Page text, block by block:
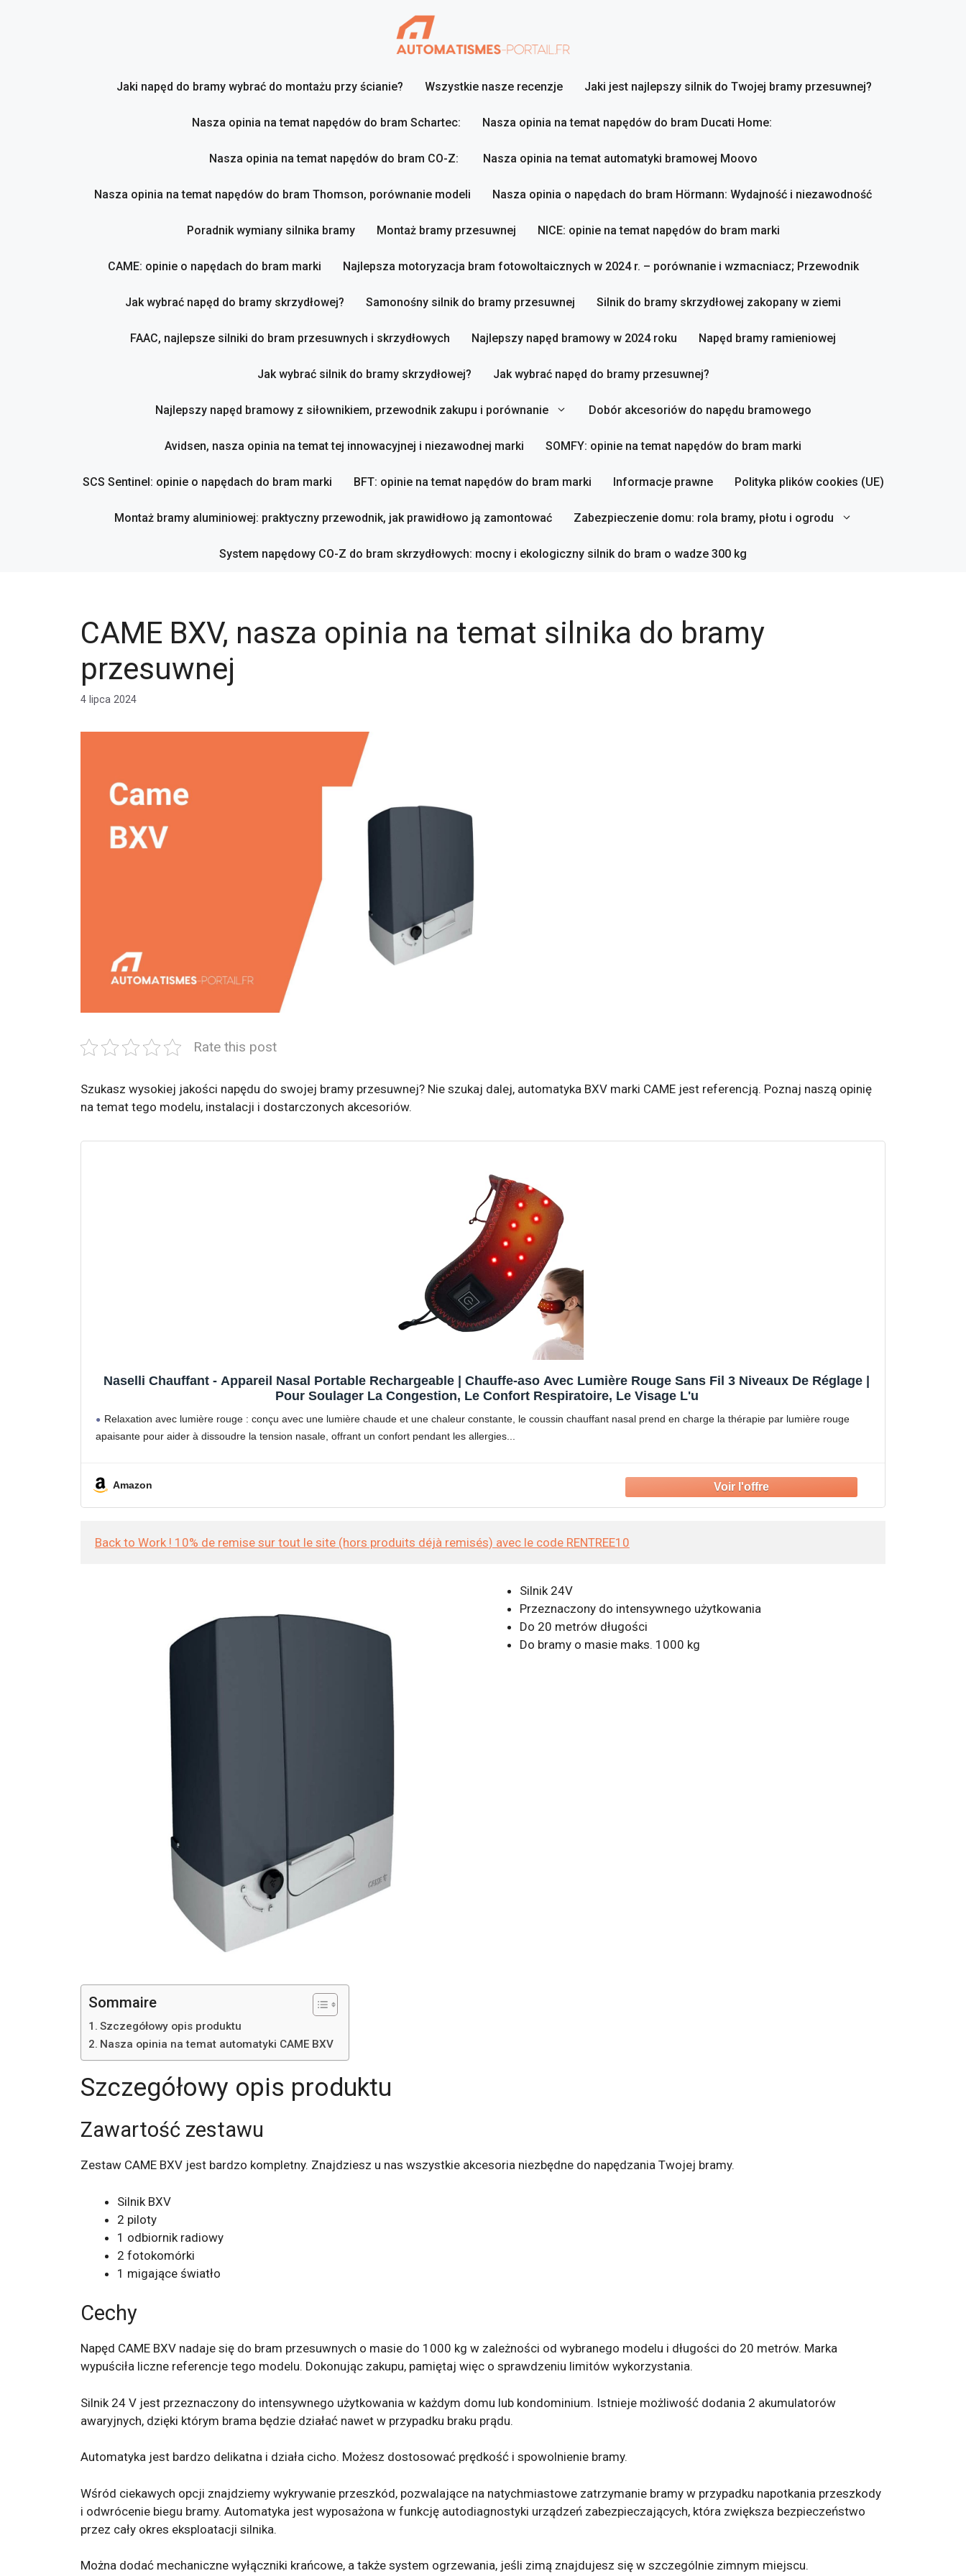
Jaki napęd do bramy wybrać do montażu przy ścianie? Wszystkie nasze recenzje Jaki jest najlepszy silnik do Twojej bramy przesuwnej?
Nasza opinia na temat napędów do bram Schartec: Nasza opinia na temat napędów do bram Ducati Home:
Nasza opinia na temat napędów do bram CO-Z: Nasza opinia na temat automatyki bramowej Moovo
Nasza opinia na temat napędów do bram Thomson, porównanie modeli Nasza opinia o napędach do bram Hörmann: Wydajność i niezawodność
Poradnik wymiany silnika bramy Montaż bramy przesuwnej NICE: opinie na temat napędów do bram marki
CAME: opinie o napędach do bram marki Najlepsza motoryzacja bram fotowoltaicznych w 2024 r. – porównanie i wzmacniacz; Przewodnik
Jak wybrać napęd do bramy skrzydłowej? Samonośny silnik do bramy przesuwnej Silnik do bramy skrzydłowej zakopany w ziemi
FAAC, najlepsze silniki do bram przesuwnych i skrzydłowych Najlepszy napęd bramowy w 2024 roku Napęd bramy ramieniowej
Jak wybrać silnik do bramy skrzydłowej? Jak wybrać napęd do bramy przesuwnej?
Najlepszy napęd bramowy z siłownikiem, przewodnik zakupu i porównanie Dobór akcesoriów do napędu bramowego
Avidsen, nasza opinia na temat tej innowacyjnej i niezawodnej marki SOMFY: opinie na temat napędów do bram marki
SCS Sentinel: opinie o napędach do bram marki BFT: opinie na temat napędów do bram marki Informacje prawne Polityka plików cookies (UE)
Montaż bramy aluminiowej: praktyczny przewodnik, jak prawidłowo ją zamontować Zabezpieczenie domu: rola bramy, płotu i ogrodu
System napędowy CO-Z do bram skrzydłowych: mocny i ekologiczny silnik do bram o wadze 300 kg
CAME BXV, nasza opinia na temat silnika do bramy
przesuwnej
4 lipca 2024
Rate this post
Szukasz wysokiej jakości napędu do swojej bramy przesuwnej? Nie szukaj dalej, automatyka BXV marki CAME jest referencją. Poznaj naszą opinię
na temat tego modelu, instalacji i dostarczonych akcesoriów.
Naselli Chauffant - Appareil Nasal Portable Rechargeable | Chauffe-aso Avec Lumière Rouge Sans Fil 3 Niveaux De Réglage |
Pour Soulager La Congestion, Le Confort Respiratoire, Le Visage L'u
Relaxation avec lumière rouge : conçu avec une lumière chaude et une chaleur constante, le coussin chauffant nasal prend en charge la thérapie par lumière rouge
apaisante pour aider à dissoudre la tension nasale, offrant un confort pendant les allergies
Amazon
Back to Work ! 10% de remise sur tout le site (hors produits déjà remisés) avec le code RENTREE10
Silnik 24V
Przeznaczony do intensywnego użytkowania
Do 20 metrów długości
Do bramy o masie maks. 1000 kg
Sommaire
Szczegółowy opis produktu
Nasza opinia na temat automatyki CAME BXV
Szczegółowy opis produktu
Zawartość zestawu
Zestaw CAME BXV jest bardzo kompletny. Znajdziesz u nas wszystkie akcesoria niezbędne do napędzania Twojej bramy.
Silnik BXV
2 piloty
1 odbiornik radiowy
2 fotokomórki
1 migające światło
Cechy
Napęd CAME BXV nadaje się do bram przesuwnych o masie do 1000 kg w zależności od wybranego modelu i długości do 20 metrów. Marka
wypuściła liczne referencje tego modelu. Dokonując zakupu, pamiętaj więc o sprawdzeniu limitów wykorzystania.
Silnik 24 V jest przeznaczony do intensywnego użytkowania w każdym domu lub kondominium. Istnieje możliwość dodania 2 akumulatorów
awaryjnych, dzięki którym brama będzie działać nawet w przypadku braku prądu.
Automatyka jest bardzo delikatna i działa cicho. Możesz dostosować prędkość i spowolnienie bramy.
Wśród ciekawych opcji znajdziemy wykrywanie przeszkód, pozwalające na natychmiastowe zatrzymanie bramy w przypadku napotkania przeszkody
i odwrócenie biegu bramy. Automatyka jest wyposażona w funkcję autodiagnostyki urządzeń zabezpieczających, która zwiększa bezpieczeństwo
przez cały okres eksploatacji silnika.
Można dodać mechaniczne wyłączniki krańcowe, a także system ogrzewania, jeśli zimą znajdujesz się w szczególnie zimnym miejscu.